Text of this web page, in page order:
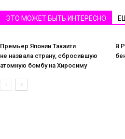
ЭТО МОЖЕТ БЫТЬ ИНТЕРЕСНО
Премьер Японии Такаити
не назвала страну, сбросившую
атомную бомбу на Хиросиму
В